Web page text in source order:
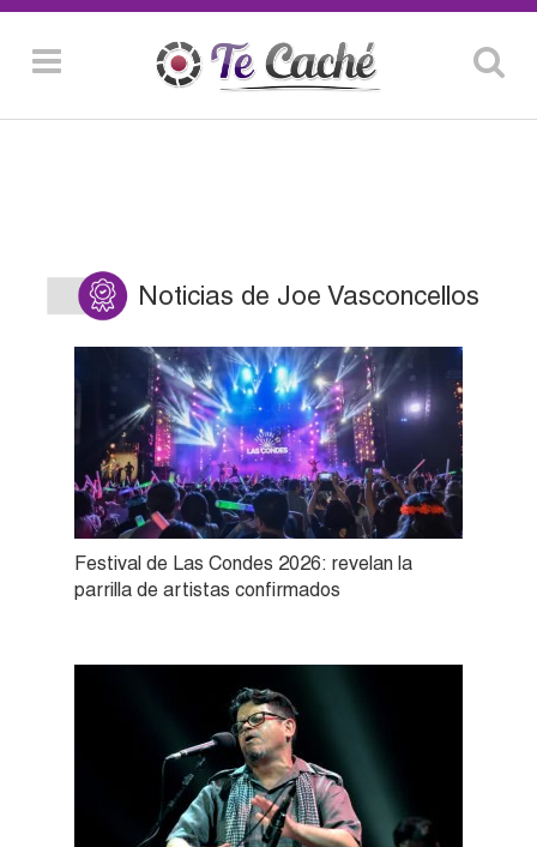
Noticias de Joe Vasconcellos
Festival de Las Condes 2026: revelan la
parrilla de artistas confirmados